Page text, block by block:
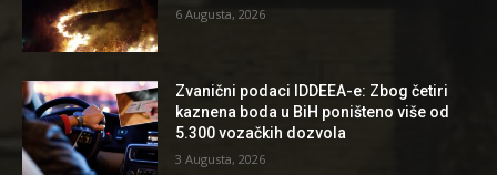
6 Augusta, 2026
Zvanični podaci IDDEEA-e: Zbog četiri
kaznena boda u BiH poništeno više od
5.300 vozačkih dozvola
3 Augusta, 2026